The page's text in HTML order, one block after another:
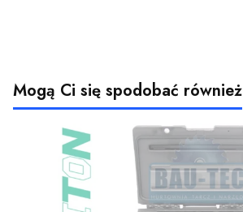
Mogą Ci się spodobać również